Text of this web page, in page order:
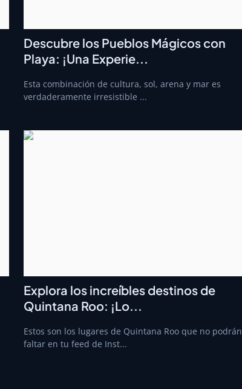
Descubre los Pueblos Mágicos con
Playa: ¡Una Experie...
Esta combinación de cultura, sol, arena y mar es
verdaderamente irresistible ...
Explora los increíbles destinos de
Quintana Roo: ¡Lo...
Estos son los lugares de Quintana Roo que no podrán
faltar en tu feed de Inst...